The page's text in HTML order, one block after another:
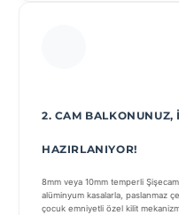
2. CAM BALKONUNUZ,
HAZIRLANIYOR!
8mm veya 10mm temperli
alüminyum kasalarla, paslanmaz
çocuk emniyetli özel kilit